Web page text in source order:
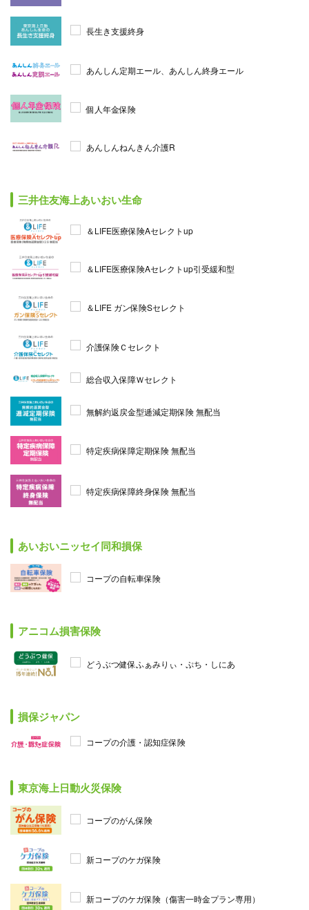
長生き支援終身
あんしん定期エール、あんしん終身エール
個人年金保険
あんしんねんきん介護R
三井住友海上あいおい生命
＆LIFE医療保険Aセレクトup
＆LIFE医療保険Aセレクトup引受緩和型
＆LIFE ガン保険Sセレクト
介護保険Ｃセレクト
総合収入保障Ｗセレクト
無解約返戻金型逓減定期保険 無配当
特定疾病保障定期保険 無配当
特定疾病保障終身保険 無配当
あいおいニッセイ同和損保
コープの自転車保険
アニコム損害保険
どうぶつ健保ふぁみりぃ・ぷち・しにあ
損保ジャパン
コープの介護・認知症保険
東京海上日動火災保険
コープのがん保険
新コープのケガ保険
新コープのケガ保険（傷害一時金プラン専用）